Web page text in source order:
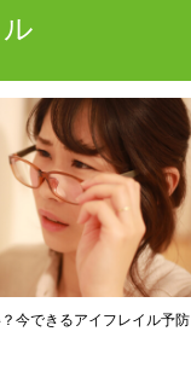
今できるアイフレイル予防